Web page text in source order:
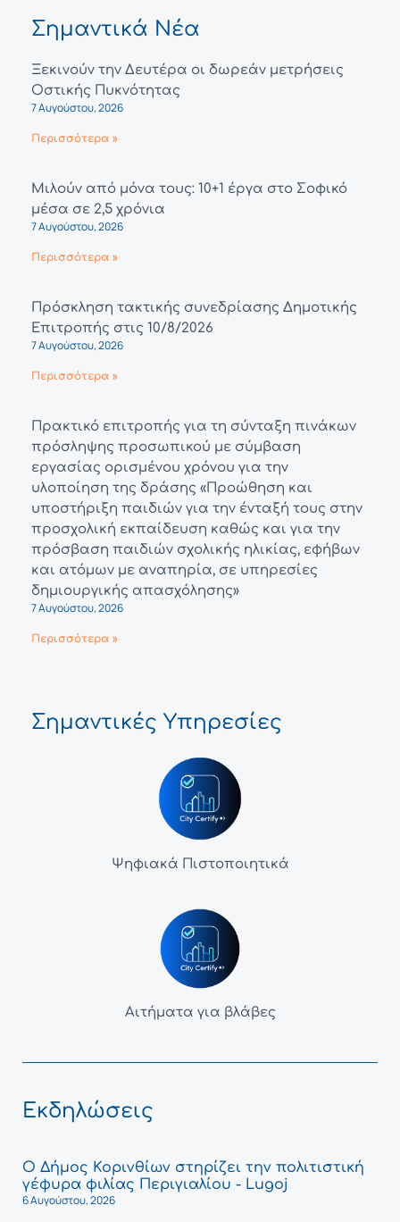
Σημαντικά Νέα
Ξεκινούν την Δευτέρα οι δωρεάν μετρήσεις
Οστικής Πυκνότητας
7 Αυγούστου, 2026
Περισσότερα »
Μιλούν από μόνα τους: 10+1 έργα στο Σοφικό
μέσα σε 2,5 χρόνια
7 Αυγούστου, 2026
Περισσότερα »
Πρόσκληση τακτικής συνεδρίασης Δημοτικής
Επιτροπής στις 10/8/2026
7 Αυγούστου, 2026
Περισσότερα »
Πρακτικό επιτροπής για τη σύνταξη πινάκων
πρόσληψης προσωπικού με σύμβαση
εργασίας ορισμένου χρόνου για την
υλοποίηση της δράσης «Προώθηση και
υποστήριξη παιδιών για την ένταξή τους στην
προσχολική εκπαίδευση καθώς και για την
πρόσβαση παιδιών σχολικής ηλικίας, εφήβων
και ατόμων με αναπηρία, σε υπηρεσίες
δημιουργικής απασχόλησης»
7 Αυγούστου, 2026
Περισσότερα »
Σημαντικές Υπηρεσίες
Ψηφιακά Πιστοποιητικά
Αιτήματα για βλάβες
Εκδηλώσεις
Ο Δήμος Κορινθίων στηρίζει την πολιτιστική
γέφυρα φιλίας Περιγιαλίου - Lugoj
6 Αυγούστου, 2026